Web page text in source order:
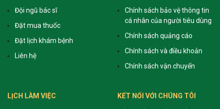
Đội ngũ bác sĩ
Đặt mua thuốc
Đặt lịch khám bệnh
Liên hệ
Chính sách bảo vệ thông tin
cá nhân của người tiêu dùng
Chính sách quảng cáo
Chính sách và điều khoản
Chính sách vận chuyển
LỊCH LÀM VIỆC KẾT NỐI VỚI CHÚNG TÔI